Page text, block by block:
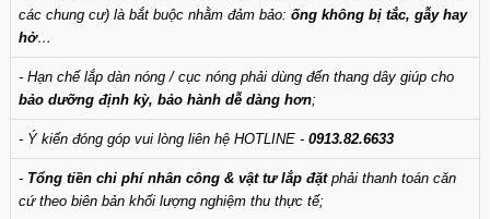
các chung cư) là bắt buộc nhằm đảm bảo: ống không bị tắc, gẫy hay
hở…
- Hạn chế lắp dàn nóng / cục nóng phải dùng đến thang dây giúp cho
bảo dưỡng định kỳ, bảo hành dễ dàng hơn;
- Ý kiến đóng góp vui lòng liên hệ HOTLINE - 0913.82.6633
- Tổng tiền chi phí nhân công & vật tư lắp đặtphải thanh toán căn
cứ theo biên bản khối lượng nghiệm thu thực tế;